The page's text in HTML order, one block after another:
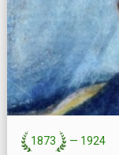
1873 — 1924